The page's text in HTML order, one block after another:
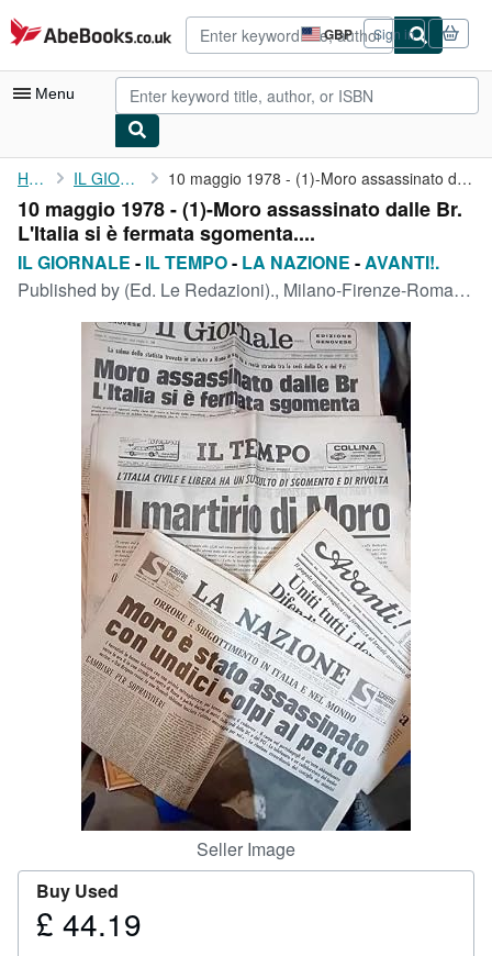
Skip to main content
AbeBooks.co.uk GBP
Site
shopping
preferences
Sign in
Menu
My Account
My Purchases
Advanced Search
Browse Collections
Rare Books
Art & Collectables
Textbooks
Start Selling
CLOSE
Home IL GIORNALE 10 maggio 1978 - (1)-Moro assassinato dalle Br. L'Italia si è ...
10 maggio 1978 - (1)-Moro assassinato dalle Br.
L'Italia si è fermata sgomenta....
IL GIORNALE - IL TEMPO- LA NAZIONE -AVANTI!.
Published by (Ed. Le Redazioni)., Milano-Firenze-Roma., 1978
Seller Image
Buy Used
Price
£ 44.19